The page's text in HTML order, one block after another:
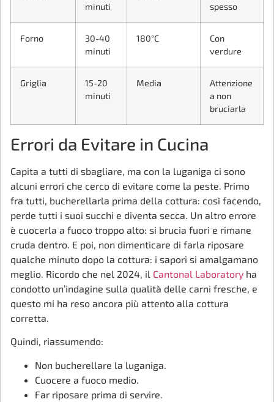
minuti
spesso
Forno
30-40
minuti
180°C
Con
verdure
Griglia
15-20
minuti
Media
Attenzione
a non
bruciarla
Errori da Evitare in Cucina
Capita a tutti di sbagliare, ma con la luganiga ci sono
alcuni errori che cerco di evitare come la peste. Primo
fra tutti, bucherellarla prima della cottura: così facendo,
perde tutti i suoi succhi e diventa secca. Un altro errore
è cuocerla a fuoco troppo alto: si brucia fuori e rimane
cruda dentro. E poi, non dimenticare di farla riposare
qualche minuto dopo la cottura: i sapori si amalgamano
meglio. Ricordo che nel 2024, il Cantonal Laboratory ha
condotto un’indagine sulla qualità delle carni fresche, e
questo mi ha reso ancora più attento alla cottura
corretta.
Quindi, riassumendo:
Non bucherellare la luganiga.
Cuocere a fuoco medio.
Far riposare prima di servire.